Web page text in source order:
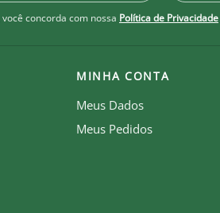
concorda com nossa Política de Privacidade
MINHA CONTA
Meus Dados
Meus Pedidos